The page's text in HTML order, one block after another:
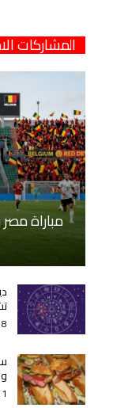
المشاركات
مباراة
8 أشهر منذ
11